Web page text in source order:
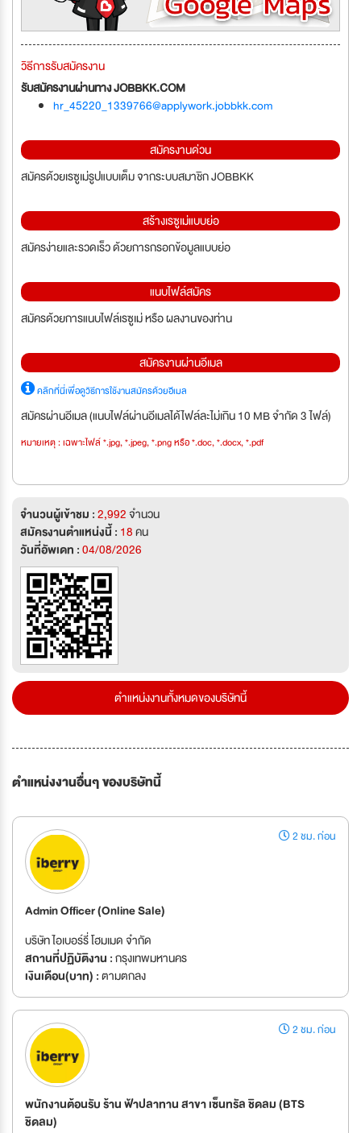
วิธีการรับสมัครงาน
รับสมัครงานผ่านทาง JOBBKK.COM
hr_45220_1339766@applywork.jobbkk.com
สมัครงานด่วน
สมัครด้วยเรซูเม่รูปแบบเต็ม จากระบบสมาชิก JOBBKK
สร้างเรซูเม่แบบย่อ
สมัครง่ายและรวดเร็ว ด้วยการกรอกข้อมูลแบบย่อ
แนบไฟล์สมัคร
สมัครด้วยการแนบไฟล์เรซูเม่ หรือ ผลงานของท่าน
สมัครงานผ่านอีเมล
คลิกที่นี่เพื่อดูวิธีการใช้งานสมัครด้วยอีเมล
สมัครผ่านอีเมล (แนบไฟล์ผ่านอีเมลได้ไฟล์ละไม่เกิน 10 MB จำกัด 3 ไฟล์)
หมายเหตุ : เฉพาะไฟล์ *.jpg, *.jpeg, *.png หรือ *.doc, *.docx, *.pdf
จำนวนผู้เข้าชม :2,992จำนวน
สมัครงานตำแหน่งนี้ : 18คน
วันที่อัพเดท :04/08/2026
ตำแหน่งงานทั้งหมดของบริษัทนี้
ตำแหน่งงานอื่นๆ ของบริษัทนี้
2 ชม. ก่อน
Admin Officer (Online Sale)
บริษัท ไอเบอร์รี่ โฮมเมด จำกัด
สถานที่ปฏิบัติงาน :กรุงเทพมหานคร
เงินเดือน(บาท) :ตามตกลง
2 ชม. ก่อน
พนักงานต้อนรับ ร้าน ฟ้าปลาทาน สาขา เซ็นทรัล ชิดลม (BTS
ชิดลม)